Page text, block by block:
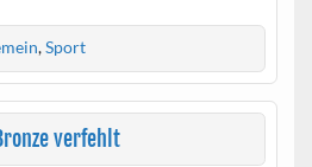
,Sport
verfehlt